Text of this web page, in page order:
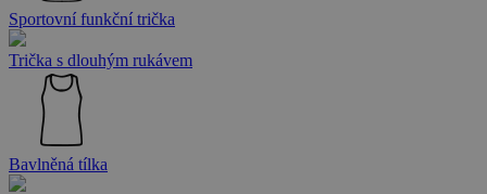
Sportovní funkční trička
Trička s dlouhým rukávem
Bavlněná tílka